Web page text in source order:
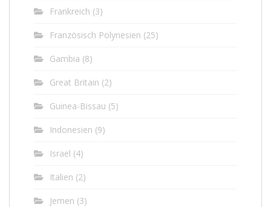
Frankreich (3)
Französisch Polynesien (25)
Gambia (8)
Great Britain (2)
Guinea-Bissau (5)
Indonesien (9)
Israel (4)
Italien (2)
Jemen (3)